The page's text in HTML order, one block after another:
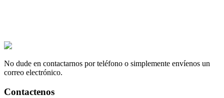
No dude en contactarnos por teléfono o simplemente envíenos un
correo electrónico.
Contactenos